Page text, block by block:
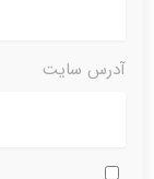
آدرس سایت